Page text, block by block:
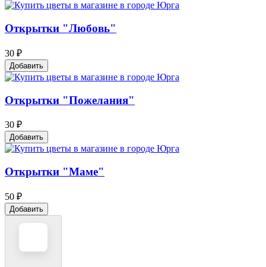
Открытки "Любовь"
30 ₽
Добавить
Открытки "Пожелания"
30 ₽
Добавить
Открытки "Маме"
50 ₽
Добавить